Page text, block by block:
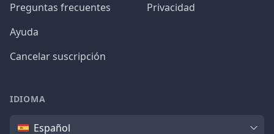
Preguntas frecuentes
Ayuda
Cancelar suscripción
Privacidad
IDIOMA
IdiomaEspañol